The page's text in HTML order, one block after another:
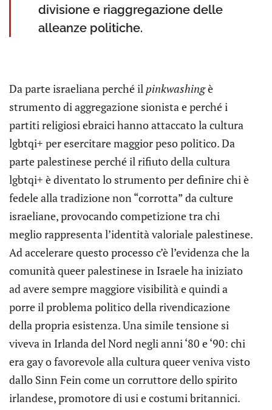
divisione e riaggregazione delle
alleanze politiche.
Da parte israeliana perché il pinkwashingè
strumento di aggregazione sionista e perché i
partiti religiosi ebraici hanno attaccato la cultura
lgbtqi+ per esercitare maggior peso politico. Da
parte palestinese perché il rifiuto della cultura
lgbtqi+ è diventato lo strumento per definire chi è
fedele alla tradizione non “corrotta” da culture
israeliane, provocando competizione tra chi
meglio rappresenta l’identità valoriale palestinese.
Ad accelerare questo processo c’è l’evidenza che la
comunità queer palestinese in Israele ha iniziato
ad avere sempre maggiore visibilità e quindi a
porre il problema politico della rivendicazione
della propria esistenza. Una simile tensione si
viveva in Irlanda del Nord negli anni ‘80 e ‘90: chi
era gay o favorevole alla cultura queer veniva visto
dallo Sinn Fein come un corruttore dello spirito
irlandese, promotore di usi e costumi britannici.